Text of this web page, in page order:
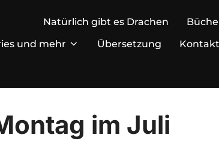
Natürlich gibt es Drachen
und mehr
Übersetzung Kontakt
im Juli